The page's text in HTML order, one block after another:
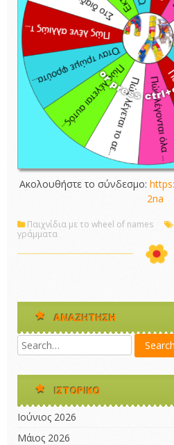
Ακολουθήστε το σύνδεσμο:
2na
Παιχνίδια με το wheel of names
γράμματα
ΑΝΑΖΉΤΗΣΗ
ΙΣΤΟΡΙΚΌ
Ιούνιος 2026
Μάιος 2026